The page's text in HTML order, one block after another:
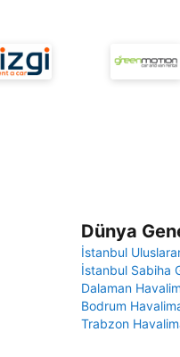
Dünya
İstanbul
İstanbul Sabiha
Dalaman
Bodrum
Trabzon